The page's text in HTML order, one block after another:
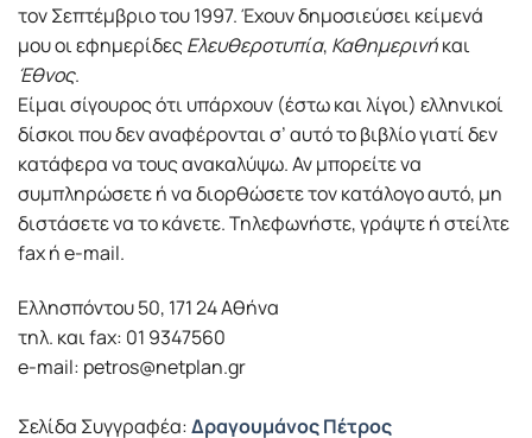
τον Σεπτέμβριο του 1997. Έχουν δημοσιεύσει κείμενά
μου οι εφημερίδεςΕλευθεροτυπία, Καθημερινήκαι
Έθνος.
Είμαι σίγουρος ότι υπάρχουν (έστω και λίγοι) ελληνικοί
δίσκοι που δεν αναφέρονται σ’ αυτό το βιβλίο γιατί δεν
κατάφερα να τους ανακαλύψω. Αν μπορείτε να
συμπληρώσετε ή να διορθώσετε τον κατάλογο αυτό, μη
διστάσετε να το κάνετε. Τηλεφωνήστε, γράψτε ή στείλτε
fax ή e-mail.
Ελλησπόντου 50, 171 24 Αθήνα
τηλ. και fax: 01 9347560
e-mail: petros@netplan.gr
Σελίδα Συγγραφέα:Δραγουμάνος Πέτρος